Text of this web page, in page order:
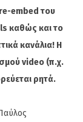
embed του
καθώς και το
κανάλια! Η
video (π.χ.
ρητά.